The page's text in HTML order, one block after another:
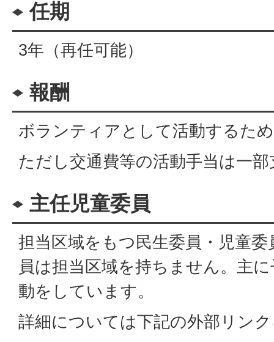
任期
3年（再任可能）
報酬
ボランティアとして活動するた
ただし交通費等の活動手当は一
主任児童委員
担当区域をもつ民生委員・児童
員は担当区域を持ちません。主
動をしています。
詳細については下記の外部リン